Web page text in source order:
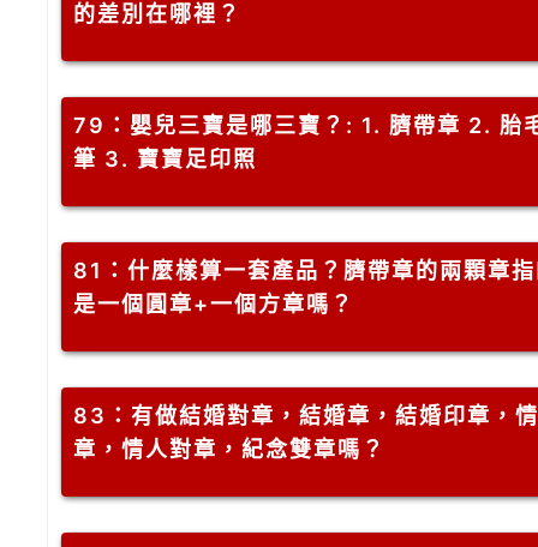
的差別在哪裡？
79 ：嬰兒三寶是哪三寶？: 1. 臍帶章 2. 胎
筆 3. 寶寶足印照
81 ：什麼樣算一套產品？臍帶章的兩顆章
是一個圓章+一個方章嗎？
83 ：有做結婚對章，結婚章，結婚印章，
章，情人對章，紀念雙章嗎？